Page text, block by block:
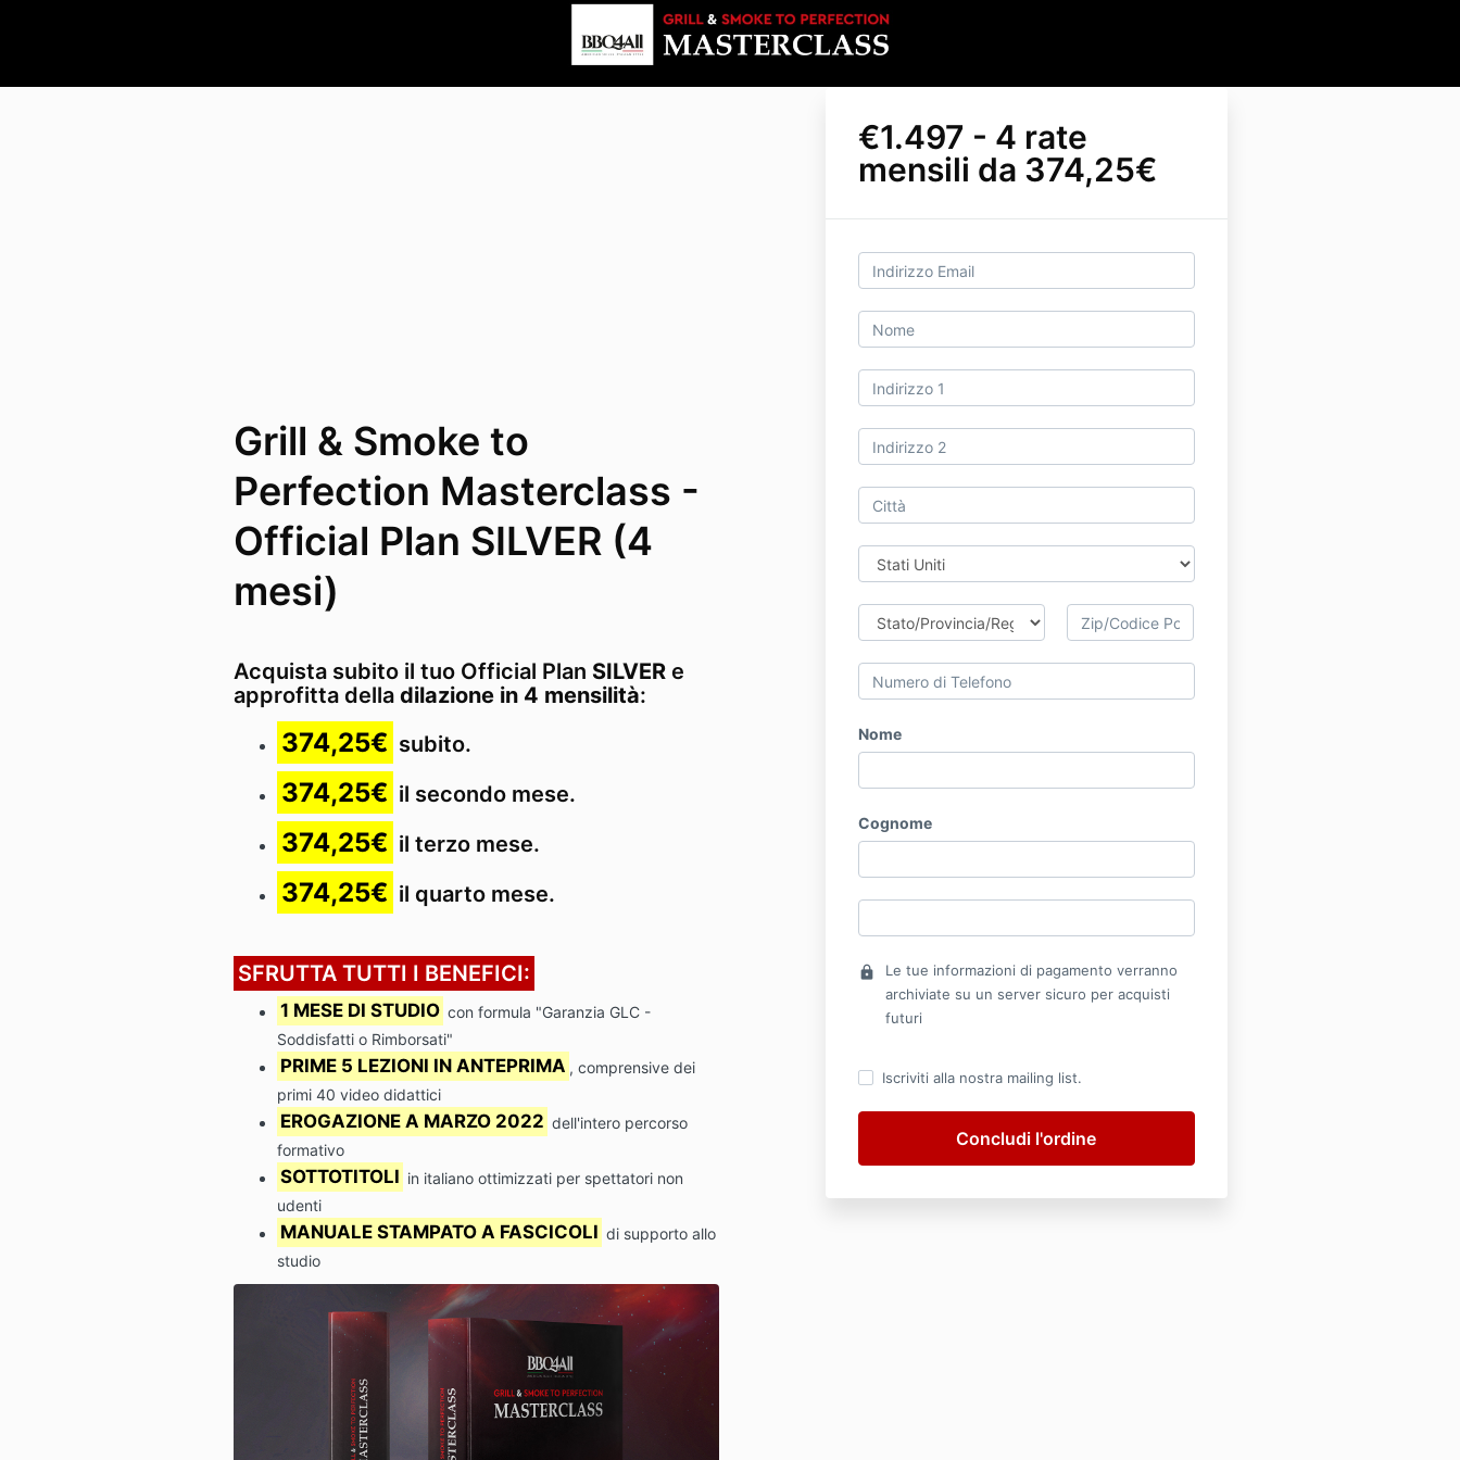
€1.497 - 4 rate
mensili da 374,25€
Nome
Cognome
lock
Le tue informazioni di pagamento verranno
archiviate su un server sicuro per acquisti
futuri
Iscriviti alla nostra mailing list.
Grill & Smoke to
Perfection Masterclass -
Official Plan SILVER (4
mesi)
Acquista subito il tuo Official Plan SILVERe
approfitta della dilazione in 4 mensilità:
374,25€ subito.
374,25€ il secondo mese.
374,25€ il terzo mese.
374,25€ il quarto mese.
SFRUTTA TUTTI I BENEFICI:
1 MESE DI STUDIO con formula "Garanzia GLC -
Soddisfatti o Rimborsati"
PRIME 5 LEZIONI IN ANTEPRIMA , comprensive dei
primi 40 video didattici
EROGAZIONE A MARZO 2022 dell'intero percorso
formativo
SOTTOTITOLI in italiano ottimizzati per spettatori non
udenti
MANUALE STAMPATO A FASCICOLI di supporto allo
studio